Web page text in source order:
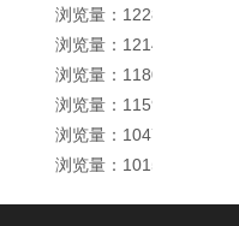
浏览量：1228
浏览量：1214
浏览量：1180
浏览量：1159
浏览量：1047
浏览量：1015